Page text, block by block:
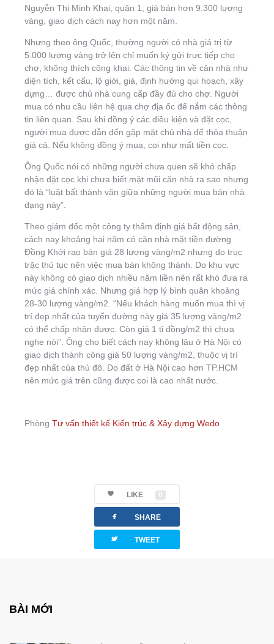
Nguyễn Thị Minh Khai, quận 1, giá bán hơn 9.300 lượng
vàng, giao dịch cách nay hơn một năm.
Nhưng theo ông Quốc, thường người có nhà giá trị từ
5.000 lượng vàng trở lên chỉ muốn ký gửi trực tiếp cho
chợ, không thích công khai. Các thông tin về căn nhà như
diện tích, kết cấu, lộ giới, giá, định hướng qui hoạch, xây
dựng… được chủ nhà cung cấp đầy đủ cho chợ. Người
mua có nhu cầu liên hệ qua chợ địa ốc để nắm các thông
tin liên quan. Sau khi đồng ý các điều kiện và đặt cọc,
người mua được dẫn đến gặp mặt chủ nhà để thỏa thuận
giá cả. Nếu không đồng ý mua, coi như mất tiền cọc.
Ông Quốc nói có những người chưa quen sẽ khó chấp
nhận đặt cọc khi chưa biết mặt mũi căn nhà ra sao nhưng
đó là “luật bất thành văn giữa những người mua bán nhà
dạng này”.
Theo giám đốc một công ty thẩm định giá bất động sản,
cách nay khoảng hai năm có căn nhà mặt tiền đường
Đồng Khởi rao bán giá 28 lượng vàng/m2 nhưng do trục
trặc thủ tục nên việc mua bán không thành. Do khu vực
này không có giao dịch nhiều năm liền nên rất khó đưa ra
mức giá chính xác. Nhưng giá hợp lý bình quân khoảng
28-30 lượng vàng/m2. “Nếu khách hàng muốn mua thì vị
trí đẹp nhất của tuyến đường này giá 35 lượng vàng/m2
có thể chấp nhận được. Còn giá 1 tỉ đồng/m2 thì chưa
nghe nói”. Ông cho biết cách nay không lâu ở Hà Nội có
giao dịch thành công giá 50 lượng vàng/m2, thuộc vị trí
đẹp nhất của thủ đô. Do đất ở Hà Nội cao hơn TP.HCM
nên mức giá trên cũng được coi là cao nhất nước.
Phòng Tư vấn thiết kế Kiến trúc & Xây dựng Wedo
LIKE 0
facebook SHARE
twitterbird TWEET
BÀI MỚI